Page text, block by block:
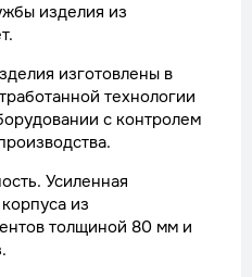
изделия из
изготовлены в
технологии
с контролем
Усиленная
из
толщиной 80 мм и